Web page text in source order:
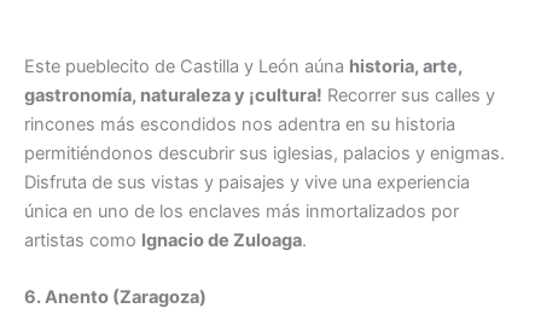
Este pueblecito de Castilla y León aúna historia, arte,
gastronomía, naturaleza y ¡cultura! Recorrer sus calles y
rincones más escondidos nos adentra en su historia
permitiéndonos descubrir sus iglesias, palacios y enigmas.
Disfruta de sus vistas y paisajes y vive una experiencia
única en uno de los enclaves más inmortalizados por
artistas como Ignacio de Zuloaga.
6. Anento (Zaragoza)